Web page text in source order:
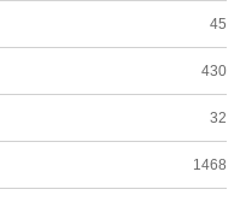
45
430
32
1468